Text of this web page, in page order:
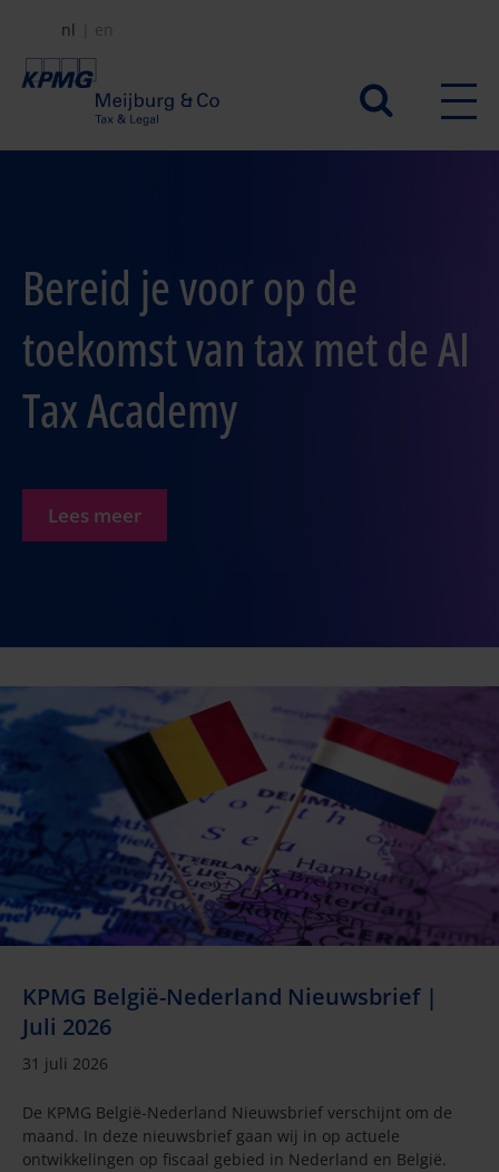
naar
Secundair
menu
nl en
Bereid je voor op de
toekomst van tax met de AI
Tax Academy
Lees meer
KPMG België-Nederland Nieuwsbrief |
Juli 2026
31 juli 2026
De KPMG België-Nederland Nieuwsbrief verschijnt om de
maand. In deze nieuwsbrief gaan wij in op actuele
ontwikkelingen op fiscaal gebied in Nederland en België.